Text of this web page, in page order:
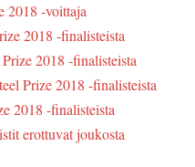
2018 -voittaja
2018 -finalisteista
2018 -finalisteista
Prize 2018 -finalisteista
2018 -finalisteista
erottuvat joukosta